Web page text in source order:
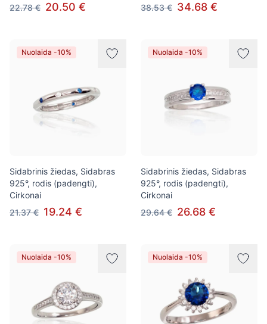
22.78 € 20.50 €
38.53 € 34.68 €
Nuolaida -10%
Sidabrinis žiedas, Sidabras
925°, rodis (padengti),
Cirkonai
21.37 € 19.24 €
Nuolaida -10%
Sidabrinis žiedas, Sidabras
925°, rodis (padengti),
Cirkonai
29.64 € 26.68 €
Nuolaida -10% Nuolaida -10%